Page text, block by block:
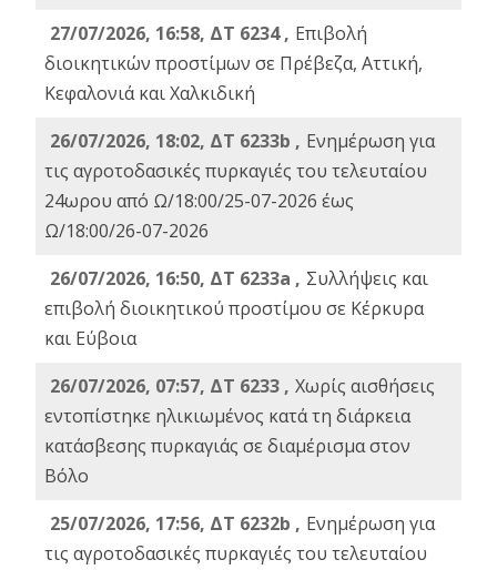
27/07/2026, 16:58, ΔΤ 6234 , Eπιβολή
διοικητικών προστίμων σε Πρέβεζα, Αττική,
Κεφαλονιά και Χαλκιδική
26/07/2026, 18:02, ΔΤ 6233b , Ενημέρωση για
τις αγροτοδασικές πυρκαγιές του τελευταίου
24ωρου από Ω/18:00/25-07-2026 έως
Ω/18:00/26-07-2026
26/07/2026, 16:50, ΔΤ 6233a , Συλλήψεις και
επιβολή διοικητικού προστίμου σε Κέρκυρα
και Εύβοια
26/07/2026, 07:57, ΔΤ 6233 , Χωρίς αισθήσεις
εντοπίστηκε ηλικιωμένος κατά τη διάρκεια
κατάσβεσης πυρκαγιάς σε διαμέρισμα στον
Βόλο
25/07/2026, 17:56, ΔΤ 6232b , Ενημέρωση για
τις αγροτοδασικές πυρκαγιές του τελευταίου